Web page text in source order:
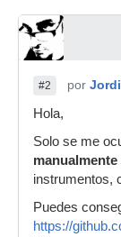
#2 por
Hola,
Solo se me
manualmente
instrumentos,
Puedes
https://